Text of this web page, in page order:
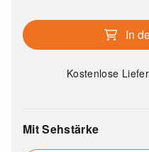
In
Kostenlose
Mit Sehstärke